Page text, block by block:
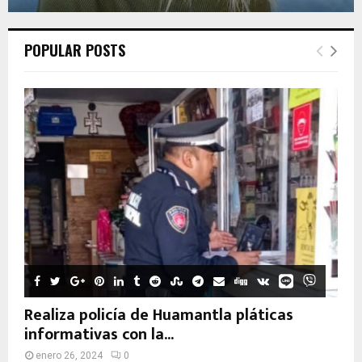
POPULAR POSTS
Realiza policía de Huamantla pláticas
informativas con la...
enero 26, 2024 0